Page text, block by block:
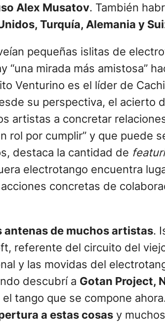
Alex Musatov. También
Turquía, Alemania y
pequeñas islitas de
“una mirada más amistosa”
Venturino es el líder de
su perspectiva, el acierto
artistas a concretar
rol por cumplir” y que puede
destaca la cantidad de
electrotango encuentra
concretas de
antenas de muchos artistas.
referente del circuito del
y las movidas del
descubrí a Gotan Project,
el tango que se compone
a estas cosas y